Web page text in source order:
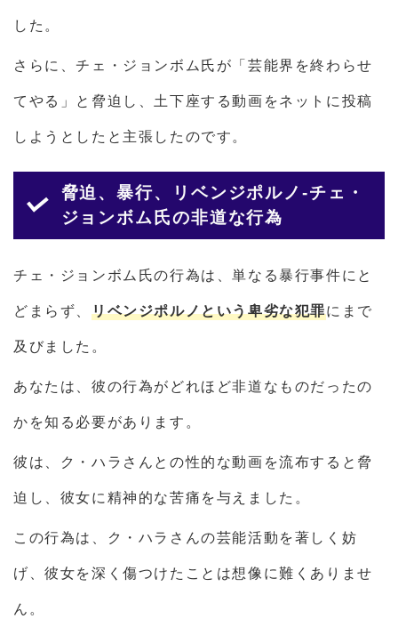
した。
さらに、チェ・ジョンボム氏が「芸能界を終わらせ
てやる」と脅迫し、土下座する動画をネットに投稿
しようとしたと主張したのです。
脅迫、暴行、リベンジポルノ-チェ・
ジョンボム氏の非道な行為
チェ・ジョンボム氏の行為は、単なる暴行事件にと
どまらず、 リベンジポルノという卑劣な犯罪にまで
及びました。
あなたは、彼の行為がどれほど非道なものだったの
かを知る必要があります。
彼は、ク・ハラさんとの性的な動画を流布すると脅
迫し、彼女に精神的な苦痛を与えました。
この行為は、ク・ハラさんの芸能活動を著しく妨
げ、彼女を深く傷つけたことは想像に難くありませ
ん。